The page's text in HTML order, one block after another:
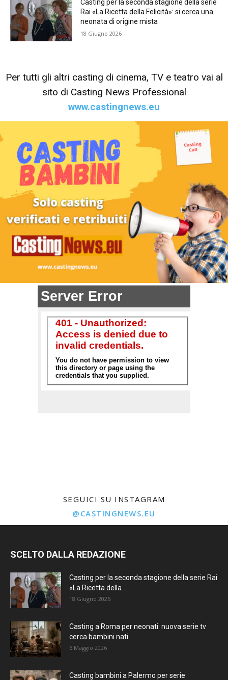
Casting per la seconda stagione della serie
Rai «La Ricetta della Felicità»: si cerca una
neonata di origine mista
18 Giugno 2026
Per tutti gli altri casting di cinema, TV e teatro vai al
sito di Casting News Professional
www.castingnews.eu
SEGUICI SU INSTAGRAM
@CASTINGNEWS.EU
SCELTO DALLA REDAZIONE
Casting per la seconda stagione della serie Rai
«La Ricetta della...
18 Giugno 2026
Casting a Roma per neonati: nuova serie tv
cerca bambini nati...
6 Maggio 2026
Casting bambini a Palermo per serie